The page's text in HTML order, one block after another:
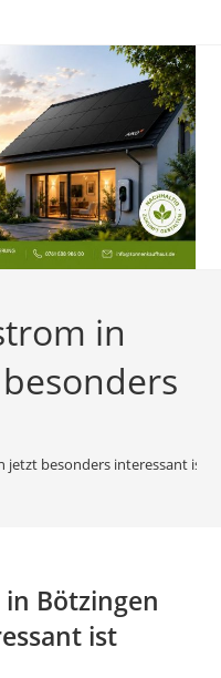
in
besonders interessant ist
Bötzingen
ist